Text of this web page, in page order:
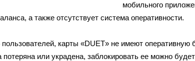
мобильного
а также отсутствует система оперативности.
карты «DUET» не имеют оперативную
потеряна или украдена, заблокировать ее можно